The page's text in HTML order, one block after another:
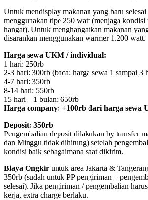
Untuk mendisplay makanan yang baru selesai
menggunakan tipe 250 watt (menjaga kondisi
hangat). Untuk menghangatkan makanan
disarankan menggunakan warmer 1.200 watt.
Harga sewa UKM / individual:
1 hari: 250rb
2-3 hari: 300rb (baca: harga sewa 1 sampai 3
4-7 hari: 350rb
8-14 hari: 550rb
15 hari – 1 bulan: 650rb
Harga company: +100rb dari harga sewa
Deposit: 350rb
Pengembalian deposit dilakukan by transfer
dan Minggu tidak dihitung) setelah
kondisi baik sebagaimana saat dikirim.
Biaya Ongkir untuk area Jakarta &
350rb (sudah untuk PP pengiriman +
selesai). Jika pengiriman / pengembalian
kerja, extra charge berlaku.